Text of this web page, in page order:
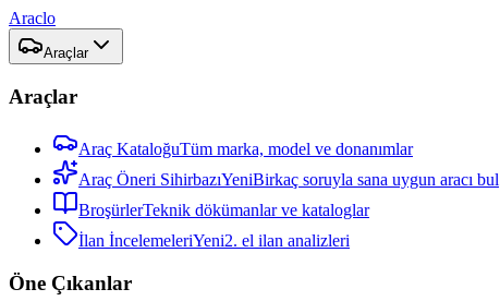
Araclo
Araçlar
Araçlar
Araç KataloğuTüm marka, model ve donanımlar
Araç Öneri SihirbazıYeniBirkaç soruyla sana uygun aracı bul
BroşürlerTeknik dökümanlar ve kataloglar
İlan İncelemeleriYeni2. el ilan analizleri
Öne Çıkanlar